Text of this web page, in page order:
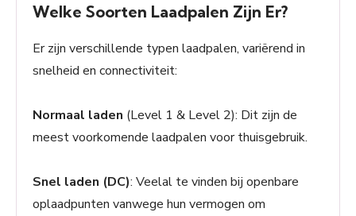
Welke Soorten Laadpalen Zijn Er?
Er zijn verschillende typen laadpalen, variërend in
snelheid en connectiviteit:
Normaal laden (Level 1 & Level 2): Dit zijn de
meest voorkomende laadpalen voor thuisgebruik.
Snel laden (DC): Veelal te vinden bij openbare
oplaadpunten vanwege hun vermogen om